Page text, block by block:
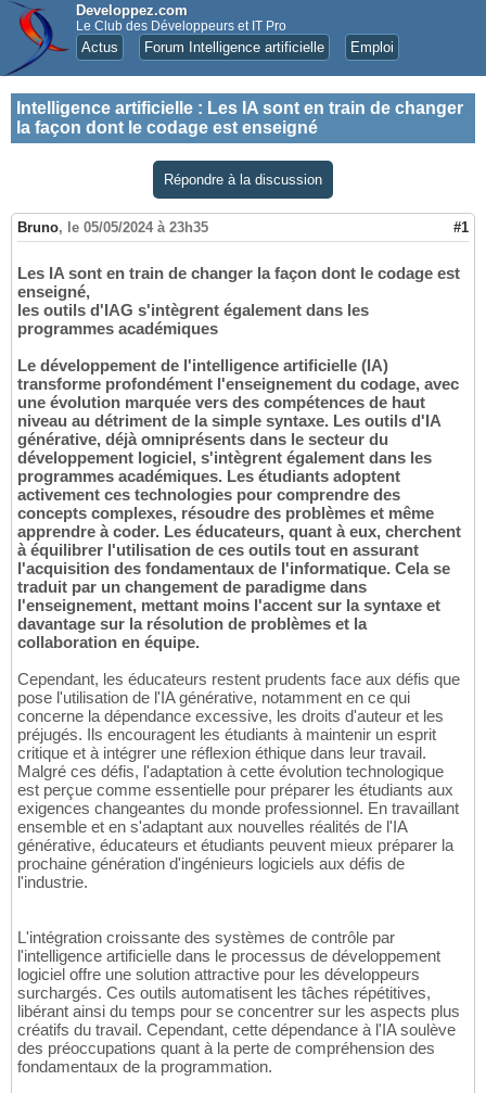
Developpez.com
Le Club des Développeurs et IT Pro
Actus Forum Intelligence artificielle Emploi
Intelligence artificielle : Les IA sont en train de changer
la façon dont le codage est enseigné
Répondre à la discussion
Bruno, le 05/05/2024 à 23h35 #1
Les IA sont en train de changer la façon dont le codage est
enseigné,
les outils d'IAG s'intègrent également dans les
programmes académiques
Le développement de l'intelligence artificielle (IA)
transforme profondément l'enseignement du codage, avec
une évolution marquée vers des compétences de haut
niveau au détriment de la simple syntaxe. Les outils d'IA
générative, déjà omniprésents dans le secteur du
développement logiciel, s'intègrent également dans les
programmes académiques. Les étudiants adoptent
activement ces technologies pour comprendre des
concepts complexes, résoudre des problèmes et même
apprendre à coder. Les éducateurs, quant à eux, cherchent
à équilibrer l'utilisation de ces outils tout en assurant
l'acquisition des fondamentaux de l'informatique. Cela se
traduit par un changement de paradigme dans
l'enseignement, mettant moins l'accent sur la syntaxe et
davantage sur la résolution de problèmes et la
collaboration en équipe.
Cependant, les éducateurs restent prudents face aux défis que
pose l'utilisation de l'IA générative, notamment en ce qui
concerne la dépendance excessive, les droits d'auteur et les
préjugés. Ils encouragent les étudiants à maintenir un esprit
critique et à intégrer une réflexion éthique dans leur travail.
Malgré ces défis, l'adaptation à cette évolution technologique
est perçue comme essentielle pour préparer les étudiants aux
exigences changeantes du monde professionnel. En travaillant
ensemble et en s'adaptant aux nouvelles réalités de l'IA
générative, éducateurs et étudiants peuvent mieux préparer la
prochaine génération d'ingénieurs logiciels aux défis de
l'industrie.
L'intégration croissante des systèmes de contrôle par
l'intelligence artificielle dans le processus de développement
logiciel offre une solution attractive pour les développeurs
surchargés. Ces outils automatisent les tâches répétitives,
libérant ainsi du temps pour se concentrer sur les aspects plus
créatifs du travail. Cependant, cette dépendance à l'IA soulève
des préoccupations quant à la perte de compréhension des
fondamentaux de la programmation.